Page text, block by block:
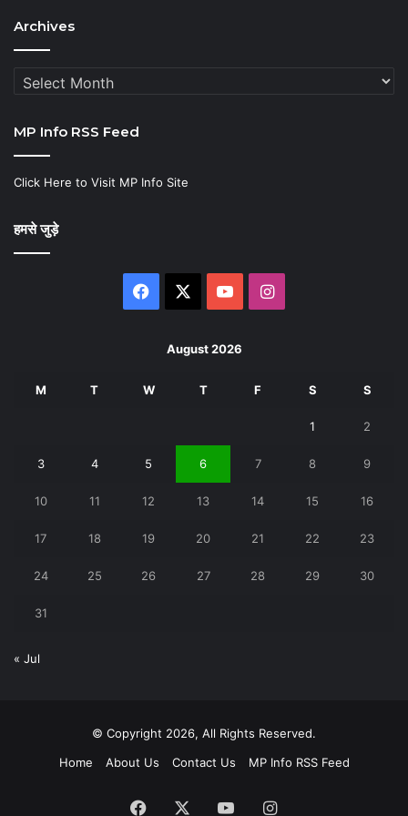
Archives
Archives
MP Info RSS Feed
Click Here to Visit MP Info Site
हमसे जुड़े
Facebook YouTubeInstagram
August 2026
M T W T F S S
1 2
3 4 5 6 7 8 9
10 11 12 13 14 15 16
17 18 19 20 21 22 23
24 25 26 27 28 29 30
31
« Jul
© Copyright 2026, All Rights Reserved.
Home
About Us Contact Us MP Info RSS Feed
Facebook YouTubeInstagram